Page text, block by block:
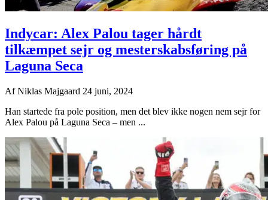
Indycar: Alex Palou tager hårdt
tilkæmpet sejr og mesterskabsføring på
Laguna Seca
AfNiklas Majgaard 24 juni, 2024
Han startede fra pole position, men det blev ikke nogen nem sejr for
Alex Palou på Laguna Seca – men ...